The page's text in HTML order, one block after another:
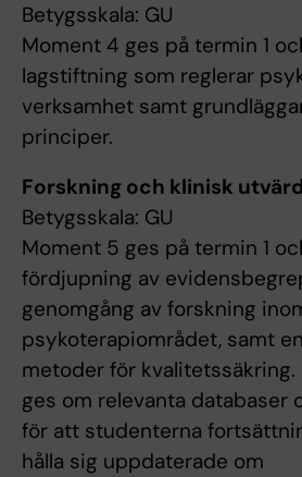
Betygsskala: GU
Moment 4 ges på termin 1
lagstiftning som reglerar
verksamhet samt
principer.
Forskning och klinisk
Betygsskala: GU
Moment 5 ges på termin 1
fördjupning av
genomgång av forskning
psykoterapiområdet, samt
metoder för kvalitetssäkring.
ges om relevanta databaser
för att studenterna
hålla sig uppdaterade om